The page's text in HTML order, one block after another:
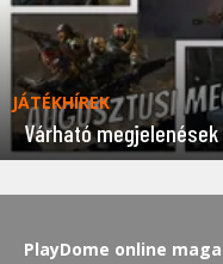
JÁTÉKHÍREK
Várható
PlayDome online